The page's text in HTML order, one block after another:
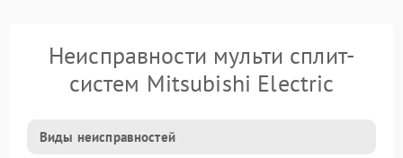
Неисправности мульти сплит-
систем Mitsubishi Electric
Виды неисправностей